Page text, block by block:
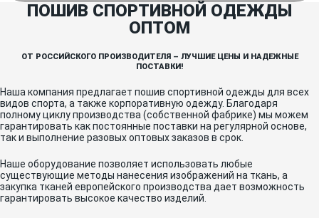
ПОШИВ СПОРТИВНОЙ ОДЕЖДЫ
ОПТОМ
ОТ РОССИЙСКОГО ПРОИЗВОДИТЕЛЯ – ЛУЧШИЕ ЦЕНЫ И НАДЕЖНЫЕ
ПОСТАВКИ!
Наша компания предлагает пошив спортивной одежды для всех
видов спорта, а также корпоративную одежду. Благодаря
полному циклу производства (собственной фабрике) мы можем
гарантировать как постоянные поставки на регулярной основе,
так и выполнение разовых оптовых заказов в срок.
Наше оборудование позволяет использовать любые
существующие методы нанесения изображений на ткань, а
закупка тканей европейского производства дает возможность
гарантировать высокое качество изделий.